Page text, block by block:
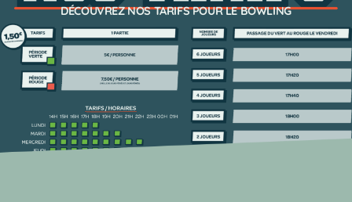
DÉCOUVREZNOS TARIFS POUR LE BOWLING